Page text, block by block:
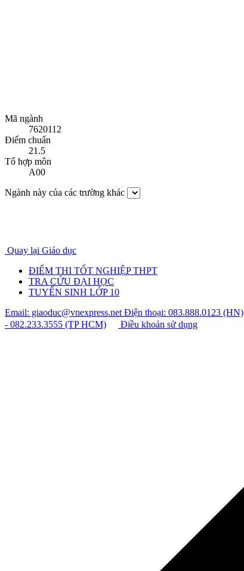
Mã ngành
7620112
Điểm chuẩn
21.5
Tổ hợp môn
A00
Ngành này của các trường khác
Quay lại Giáo dục
ĐIỂM THI TỐT NGHIỆP THPT
TRA CỨU ĐẠI HỌC
TUYỂN SINH LỚP 10
Email: giaoduc@vnexpress.netĐiện thoại: 083.888.0123 (HN)
- 082.233.3555 (TP HCM)
Điều khoản sử dụng